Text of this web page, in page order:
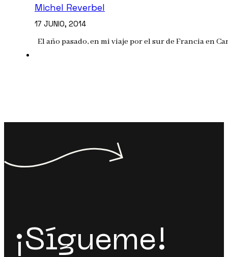
Michel Reverbel
17 JUNIO, 2014
El año pasado, en mi viaje por el sur de Francia en
¡Sígueme!